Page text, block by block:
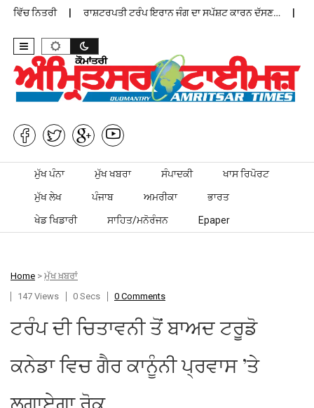
ਨਿਤਰੀ ਰਾਸ਼ਟਰਪਤੀ ਟਰੰਪ ਇਰਾਨ ਜੰਗ ਦਾ ਸਪੱਸ਼ਟ ਕਾਰਨ ਦੱਸਣ…
Skip to content
ਮੁੱਖ ਪੰਨਾ ਮੁੱਖ ਖਬਰਾ ਸੰਪਾਦਕੀ ਖਾਸ ਰਿਪੋਰਟ
ਮੁੱਖ ਲੇਖ ਪੰਜਾਬ ਅਮਰੀਕਾ ਭਾਰਤ
ਖੇਡ ਖਿਡਾਰੀ ਸਾਹਿਤ/ਮਨੋਰੰਜਨ Epaper
Home > ਮੁੱਖ ਖ਼ਬਰਾਂ
147 Views
0 Secs 0 Comments
ਟਰੰਪ ਦੀ ਚਿਤਾਵਨੀ ਤੋਂ ਬਾਅਦ ਟਰੂਡੋ
ਕਨੇਡਾ ਵਿਚ ਗੈਰ ਕਾਨੂੰਨੀ ਪ੍ਰਵਾਸ ’ਤੇ
ਲਗਾਏਗਾ ਰੋਕ